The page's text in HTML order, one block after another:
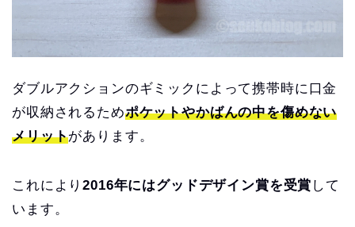
ダブルアクションのギミックによって携帯時に口金
が収納されるためポケットやかばんの中を傷めない
メリットがあります。
これにより2016年にはグッドデザイン賞を受賞 して
います。